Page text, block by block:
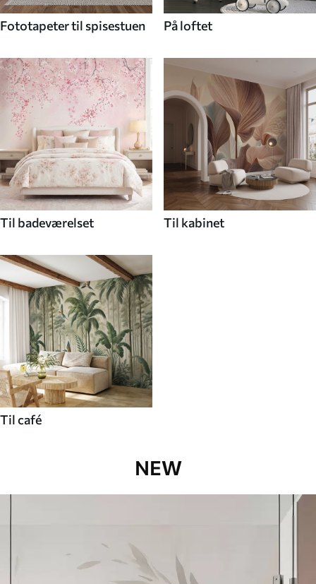
Fototapeter til spisestuen På loftet
Til badeværelset Til kabinet
Til café
NEW